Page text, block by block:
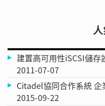
建置高可用性iSCSI儲存
2011-07-07
Citadel協同合作系統
2015-09-22